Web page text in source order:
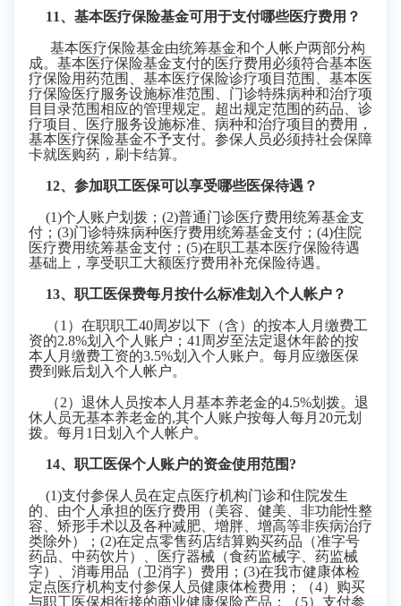
11、基本医疗保险基金可用于支付哪些医疗费用？
基本医疗保险基金由统筹基金和个人帐户两部分构
成。基本医疗保险基金支付的医疗费用必须符合基本医
疗保险用药范围、基本医疗保险诊疗项目范围、基本医
疗保险医疗服务设施标准范围、门诊特殊病种和治疗项
目目录范围相应的管理规定。超出规定范围的药品、诊
疗项目、医疗服务设施标准、病种和治疗项目的费用，
基本医疗保险基金不予支付。参保人员必须持社会保障
卡就医购药，刷卡结算。
12、参加职工医保可以享受哪些医保待遇？
(1)个人账户划拨； (2)普通门诊医疗费用统筹基金支
付； (3)门诊特殊病种医疗费用统筹基金支付； (4)住院
医疗费用统筹基金支付； (5)在职工基本医疗保险待遇
基础上，享受职工大额医疗费用补充保险待遇。
13、职工医保费每月按什么标准划入个人帐户？
（1 ）在职职工40周岁以下（含）的按本人月缴费工
资的2.8%划入个人账户； 41 周岁至法定退休年龄的按
本人月缴费工资的3.5%划入个人账户。 每月应缴医保
费到账后划入个人帐户。
（2）退休人员按本人月基本养老金的4.5%划拨。退
休人员无基本养老金的,其个人账户按每人每月 20元划
拨。 每月 1日划入个人帐户。
14、职工医保个人账户的资金使用范围 ?
(1)支付参保人员在定点医疗机构门诊和住院发生
的、由个人承担的医疗费用（美容、健美、非功能性整
容、矫形手术以及各种减肥、增胖、增高等非疾病治疗
类除外）； (2)在定点零售药店结算购买药品（准字号
药品、中药饮片）、医疗器械（食药监械字、药监械
字）、消毒用品（卫消字）费用； (3)在我市健康体检
定点医疗机构支付参保人员健康体检费用；（4）购买
与职工医保相衔接的商业健康保险产品；（5）支付参